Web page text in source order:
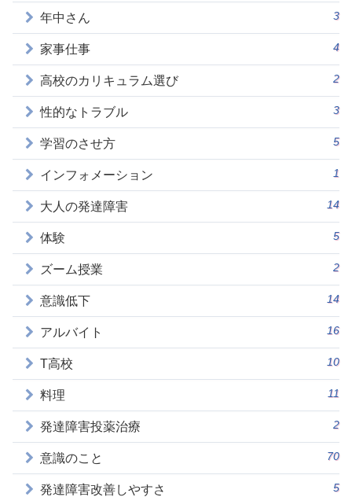
年中さん 3
家事仕事 4
高校のカリキュラム選び 2
性的なトラブル 3
学習のさせ方 5
インフォメーション 1
大人の発達障害 14
体験 5
ズーム授業 2
意識低下 14
アルバイト 16
T高校 10
料理 11
発達障害投薬治療 2
意識のこと 70
発達障害改善しやすさ 5